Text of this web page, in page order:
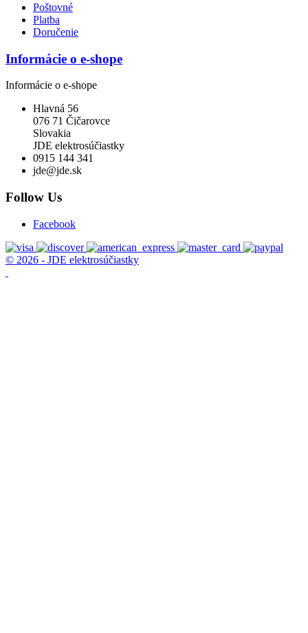
Poštovné
Platba
Doručenie
Informácie o e-shope
Informácie o e-shope
Hlavná 56
076 71 Čičarovce
Slovakia
JDE elektrosúčiastky
0915 144 341
jde@jde.sk
Follow Us
Facebook
© 2026 - JDE elektrosúčiastky